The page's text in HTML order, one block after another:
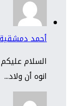
أحمد دمشقية
السلام
انوه أن ولاد...